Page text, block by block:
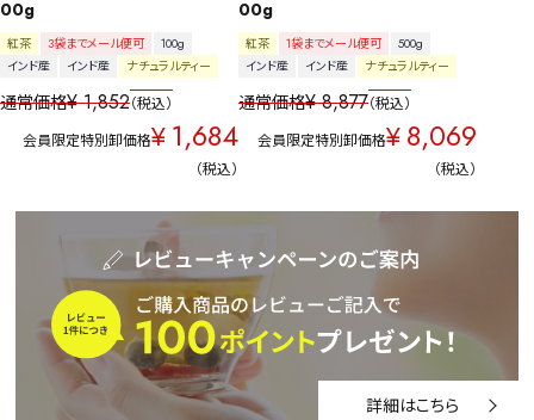
00g
紅茶 3袋までメール便可
100g
インド産
インド産 ナチュラルティー
通常価格¥ 1,852 税込
会員限定特別卸価格¥1,684
税込
00g
紅茶 1袋までメール便可
500g
インド産
インド産 ナチュラルティー
通常価格¥ 8,877 税込
会員限定特別卸価格¥8,069
税込
詳細はこちら